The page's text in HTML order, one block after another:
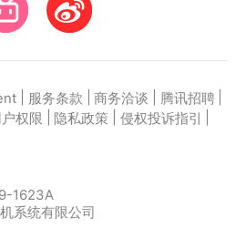
服务条款 商务洽谈 腾讯招聘
权限 隐私政策 侵权投诉指引
1623A
系统有限公司